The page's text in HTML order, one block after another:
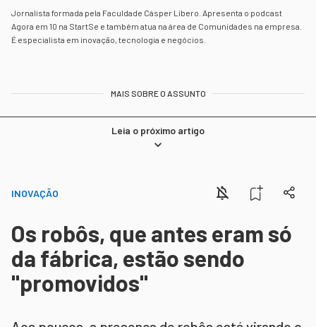
Jornalista formada pela Faculdade Cásper Líbero. Apresenta o podcast
Agora em 10 na StartSe e também atua na área de Comunidades na empresa.
É especialista em inovação, tecnologia e negócios.
MAIS SOBRE O ASSUNTO
Leia o próximo artigo
INOVAÇÃO
Os robôs, que antes eram só
da fábrica, estão sendo
"promovidos"